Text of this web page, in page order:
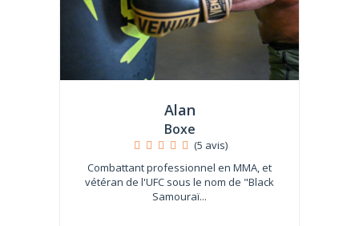
Alan
Boxe
(5 avis)
Combattant professionnel en MMA, et
vétéran de l'UFC sous le nom de "Black
Samouraï...